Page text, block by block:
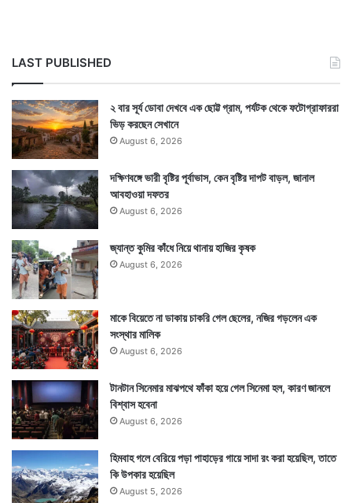
LAST PUBLISHED
২ বার সূর্য ডোবা দেখবে এক ছোট্ট গ্রাম, পর্যটক থেকে ফটোগ্রাফাররা
ভিড় করছেন সেখানে
August 6, 2026
দক্ষিণবঙ্গে ভারী বৃষ্টির পূর্বাভাস, কেন বৃষ্টির দাপট বাড়ল, জানাল
আবহাওয়া দফতর
August 6, 2026
জ্যান্ত কুমির কাঁধে নিয়ে থানায় হাজির কৃষক
August 6, 2026
মাকে বিয়েতে না ডাকায় চাকরি গেল ছেলের, নজির গড়লেন এক
সংস্থার মালিক
August 6, 2026
টানটান সিনেমার মাঝপথে ফাঁকা হয়ে গেল সিনেমা হল, কারণ জানলে
বিশ্বাস হবেনা
August 6, 2026
হিমবাহ গলে বেরিয়ে পড়া পাহাড়ের গায়ে সাদা রং করা হয়েছিল, তাতে
কি উপকার হয়েছিল
August 5, 2026